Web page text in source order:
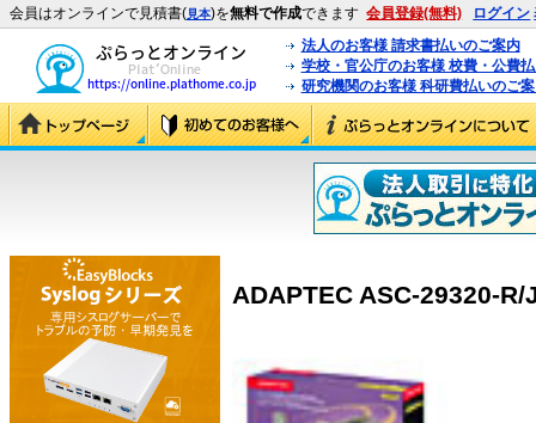
会員はオンラインで見積書(見本)を無料で作成できます 会員登録(無料) ログイン
法人のお客様 請求書払いのご案内
学校・官公庁のお客様 校費・公費
研究機関のお客様 科研費払いのご
ADAPTEC ASC-29320-